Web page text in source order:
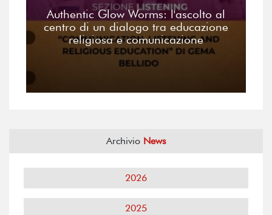
Authentic Glow Worms: l'ascolto al
centro di un dialogo tra educazione
religiosa e comunicazione
Archivio News
2026
2025